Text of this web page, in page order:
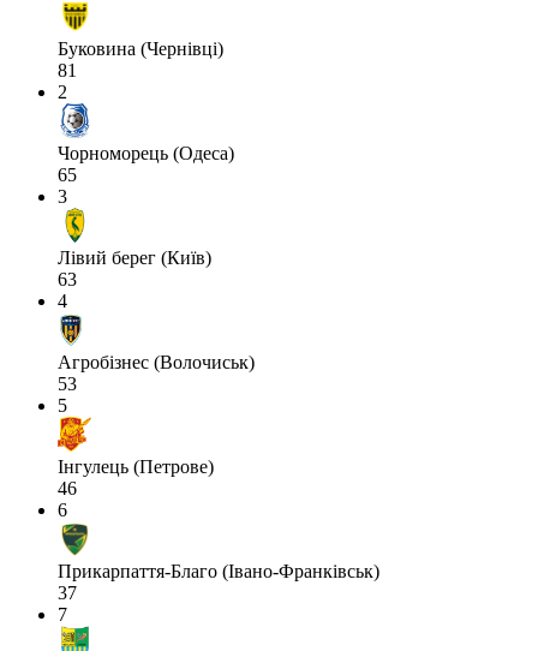
Буковина (Чернівці)
81
2
Чорноморець (Одеса)
65
3
Лівий берег (Київ)
63
4
Агробізнес (Волочиськ)
53
5
Інгулець (Петрове)
46
6
Прикарпаття-Благо (Івано-Франківськ)
37
7